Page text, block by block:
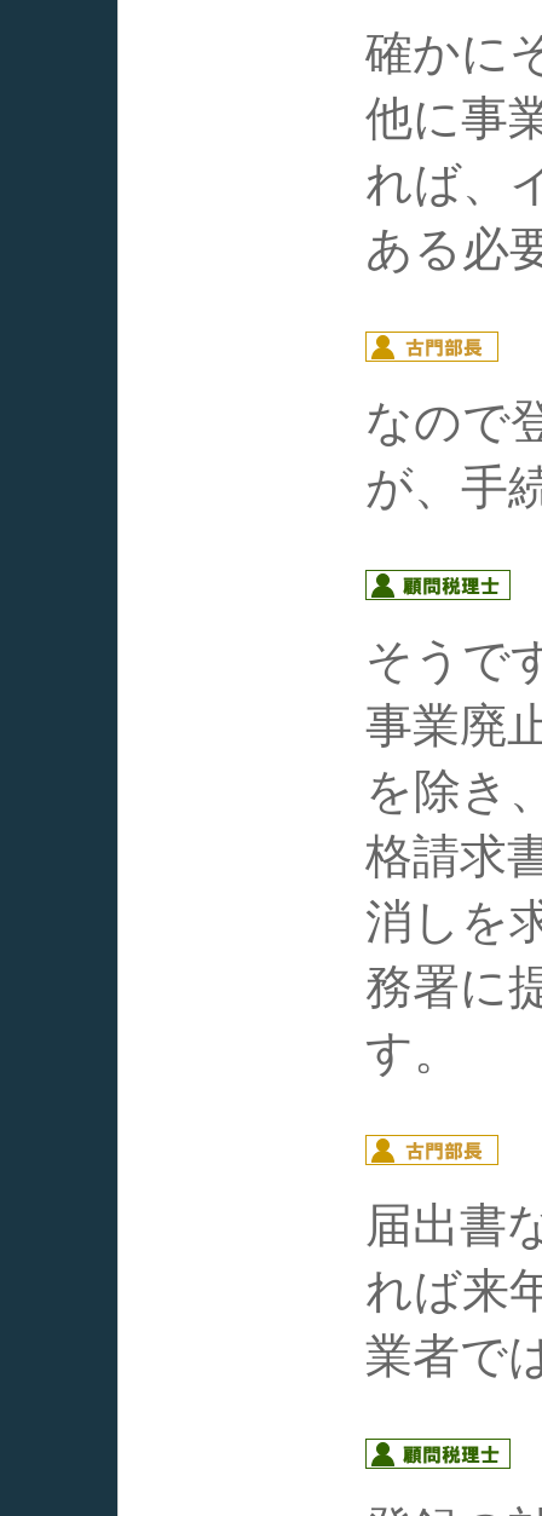
確かに
他に事
れば、
ある必
なので
が、手
そうで
事業廃
を除き
格請求
消しを
務署に
す。
届出書
れば来
業者で